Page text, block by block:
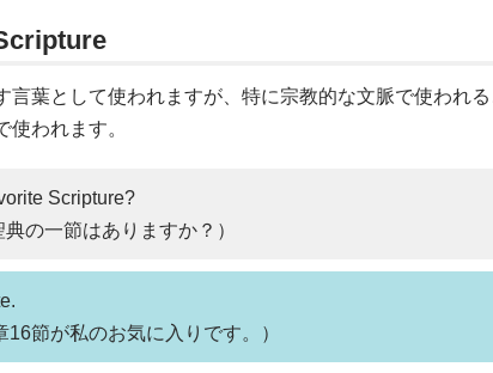
言葉として使われますが、特に宗教的な文脈で使われる
われます。
Scripture?
典の一節はありますか？）
16節が私のお気に入りです。）